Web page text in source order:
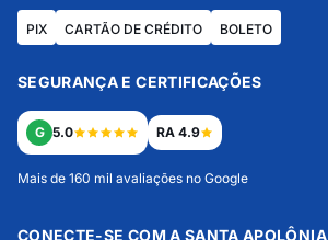
PIX CARTÃO DE CRÉDITO BOLETO
SEGURANÇA E CERTIFICAÇÕES
G 5.0 RA 4.9
Mais de 160 mil avaliações no Google
CONECTE-SE COM A SANTA APOLÔNIA